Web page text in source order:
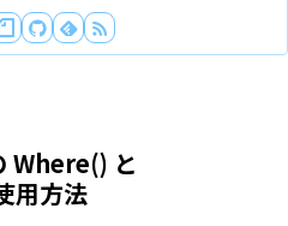
Where() と
用方法